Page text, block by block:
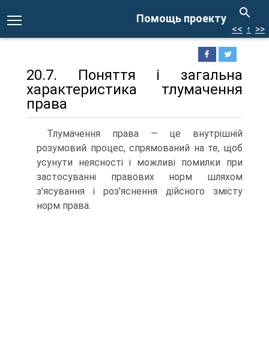
Помощь проекту
<< ↑ >>
20.7. Поняття і загальна
характеристика тлумачення
права
Тлумачення права — це внутрішній
розумовий процес, спрямований на те, щоб
усунути неясності і можливі помилки при
застосуванні правових норм шляхом
з'ясування і роз'яснення дійсного змісту
норм права.